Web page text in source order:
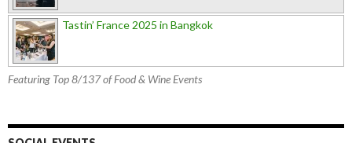
Tastin’ France 2025 in Bangkok
Featuring Top 8/137 of Food & Wine Events